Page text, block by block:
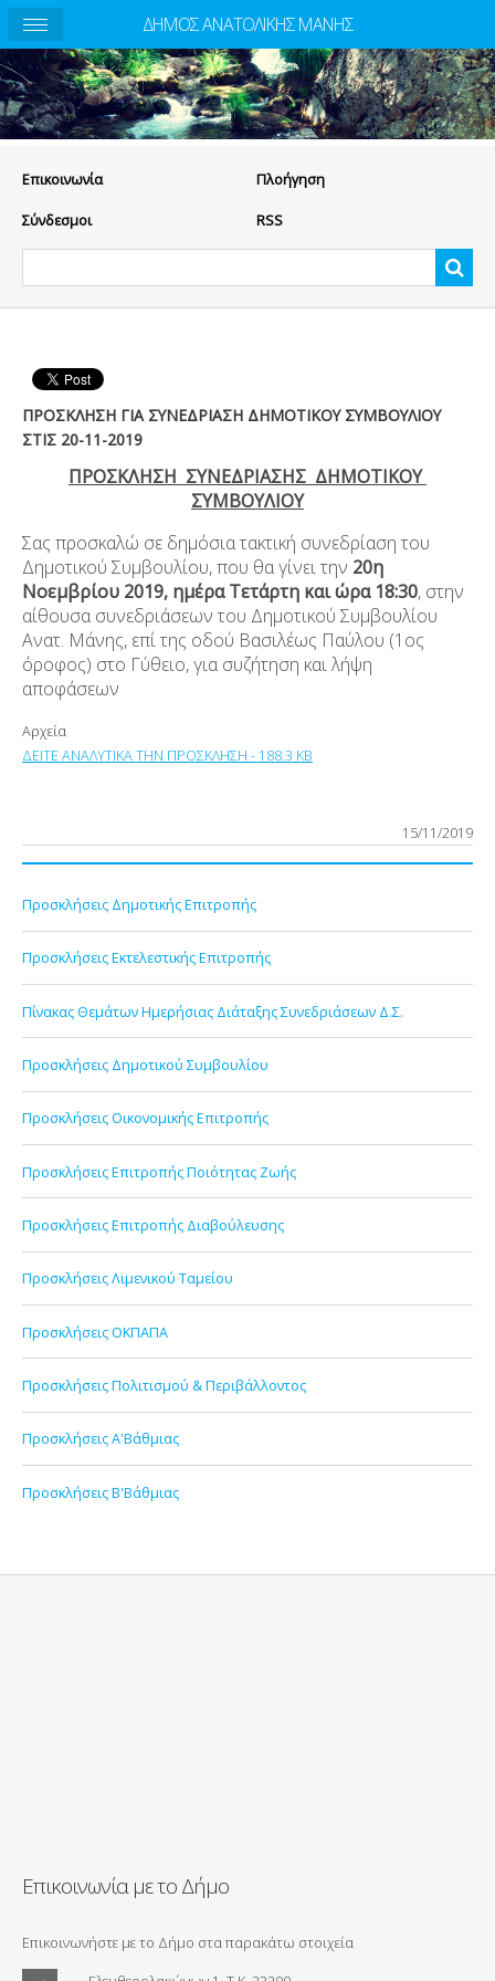
Eπικοινωνία Πλοήγηση
Σύνδεσμοι RSS
ΠΡΟΣΚΛΗΣΗ ΓΙΑ ΣΥΝΕΔΡΙΑΣΗ ΔΗΜΟΤΙΚΟΥ ΣΥΜΒΟΥΛΙΟΥ
ΣΤΙΣ 20-11-2019
ΠΡΟΣΚΛΗΣΗ ΣΥΝΕΔΡΙΑΣΗΣ ΔΗΜΟΤΙΚΟΥ
ΣΥΜΒΟΥΛΙΟΥ
Σας προσκαλώ σε δημόσια τακτική συνεδρίαση του
Δημοτικού Συμβουλίου, που θα γίνει την 20η
Νοεμβρίου 2019, ημέρα Τετάρτη και ώρα 18:30, στην
αίθουσα συνεδριάσεων του Δημοτικού Συμβουλίου
Ανατ. Μάνης, επί της οδού Βασιλέως Παύλου (1 ος
όροφος) στο Γύθειο, για συζήτηση και λήψη
αποφάσεων
Αρχεία
ΔΕΙΤΕ ΑΝΑΛΥΤΙΚΑ ΤΗΝ ΠΡΟΣΚΛΗΣΗ - 188.3 KB
15/11/2019
Προσκλήσεις Δημοτικής Επιτροπής
Προσκλήσεις Εκτελεστικής Επιτροπής
Πίνακας Θεμάτων Ημερήσιας Διάταξης Συνεδριάσεων Δ.Σ.
Προσκλήσεις Δημοτικού Συμβουλίου
Προσκλήσεις Οικονομικής Επιτροπής
Προσκλήσεις Επιτροπής Ποιότητας Ζωής
Προσκλήσεις Επιτροπής Διαβούλευσης
Προσκλήσεις Λιμενικού Ταμείου
Προσκλήσεις ΟΚΠΑΠΑ
Προσκλήσεις Πολιτισμού & Περιβάλλοντος
Προσκλήσεις Α'Βάθμιας
Προσκλήσεις Β'Βάθμιας
Επικοινωνία με το Δήμο
Επικοινωνήστε με το Δήμο στα παρακάτω στοιχεία
ΔΗΜΟΣ ΑΝΑΤΟΛΙΚΗΣ ΜΑΝΗΣ